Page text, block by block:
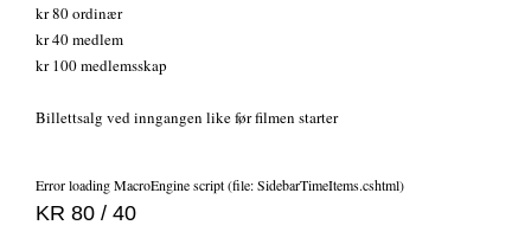
kr 80 ordinær
kr 40 medlem
kr 100 medlemsskap
Billettsalg ved inngangen like før filmen starter
Error loading MacroEngine script (file: SidebarTimeItems.cshtml)
KR 80 / 40